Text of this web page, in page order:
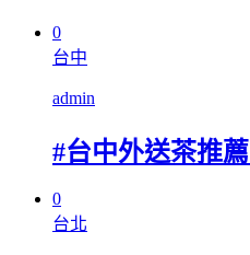
0
台中
admin
#台中外送茶推
0
台北